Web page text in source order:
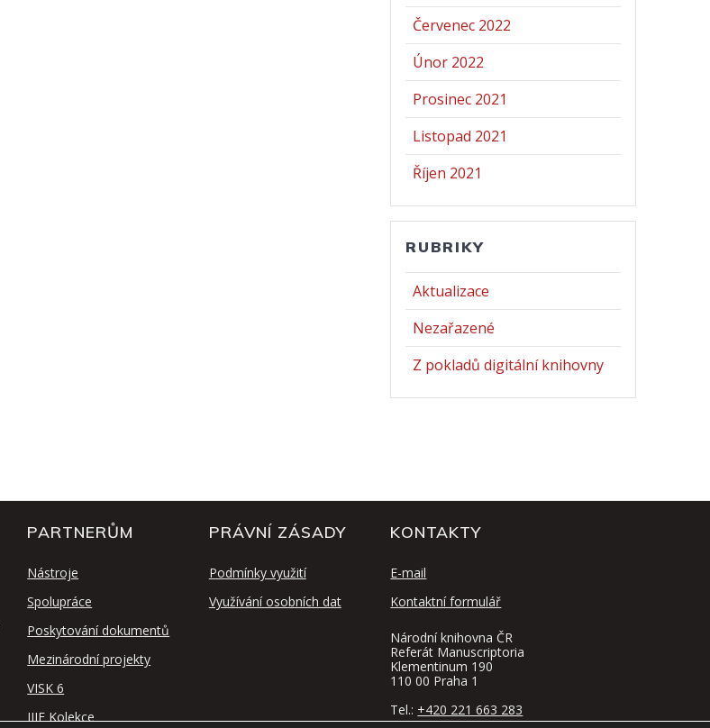
Červenec 2022
Únor 2022
Prosinec 2021
Listopad 2021
Říjen 2021
RUBRIKY
Aktualizace
Nezařazené
Z pokladů digitální knihovny
PARTNERŮM
Nástroje
Spolupráce
Poskytování dokumentů
Mezinárodní projekty
VISK 6
IIIF Kolekce
PRÁVNÍ ZÁSADY
Podmínky využití
Využívání osobních dat
KONTAKTY
E-mail
Kontaktní formulář
Národní knihovna ČR
Referát Manuscriptoria
Klementinum 190
110 00 Praha 1
Tel.: +420 221 663 283